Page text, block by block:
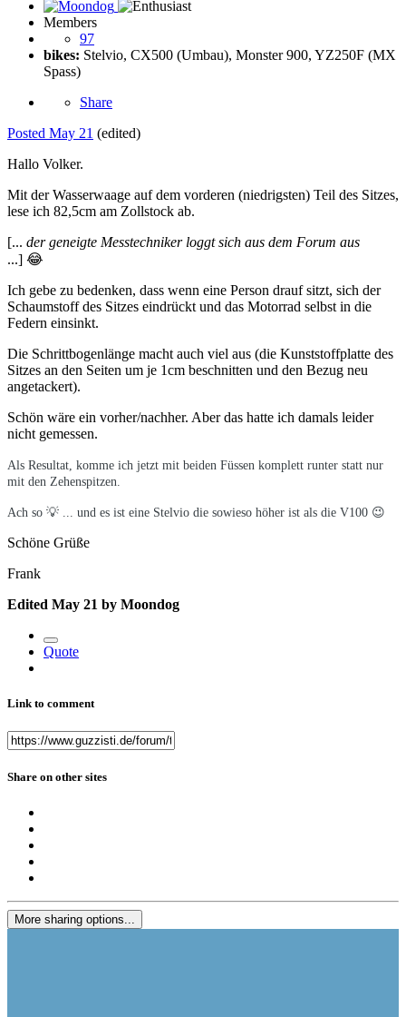
Members
97
bikes: Stelvio, CX500 (Umbau), Monster 900, YZ250F (MX
Spass)
Share
Posted May 21 (edited)
Hallo Volker.
Mit der Wasserwaage auf dem vorderen (niedrigsten) Teil des Sitzes,
lese ich 82,5cm am Zollstock ab.
[... der geneigte Messtechniker loggt sich aus dem Forum aus
...] 😂
Ich gebe zu bedenken, dass wenn eine Person drauf sitzt, sich der
Schaumstoff des Sitzes eindrückt und das Motorrad selbst in die
Federn einsinkt.
Die Schrittbogenlänge macht auch viel aus (die Kunststoffplatte des
Sitzes an den Seiten um je 1cm beschnitten und den Bezug neu
angetackert).
Schön wäre ein vorher/nachher. Aber das hatte ich damals leider
nicht gemessen.
Als Resultat, komme ich jetzt mit beiden Füssen komplett runter statt nur
mit den Zehenspitzen.
Ach so 💡 ... und es ist eine Stelvio die sowieso höher ist als die V100 😉
Schöne Grüße
Frank
Edited May 21 by Moondog
Quote
Link to comment
Share on other sites
More sharing options...